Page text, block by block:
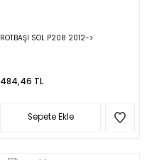
ROTBAŞI SOL P208 2012->
484,46 TL
Sepete Ekle